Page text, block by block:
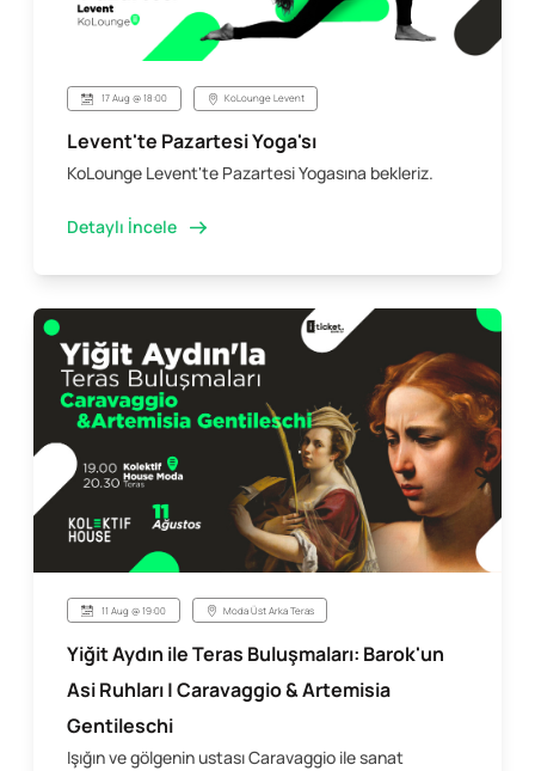
17 Aug @ 18:00 KoLounge Levent
Levent'te Pazartesi Yoga'sı
KoLounge Levent'te Pazartesi Yogasına bekleriz.
Detaylı İncele
11 Aug @ 19:00 Moda Üst Arka Teras
Yiğit Aydın ile Teras Buluşmaları: Barok'un
Asi Ruhları | Caravaggio & Artemisia
Gentileschi
Işığın ve gölgenin ustası Caravaggio ile sanat